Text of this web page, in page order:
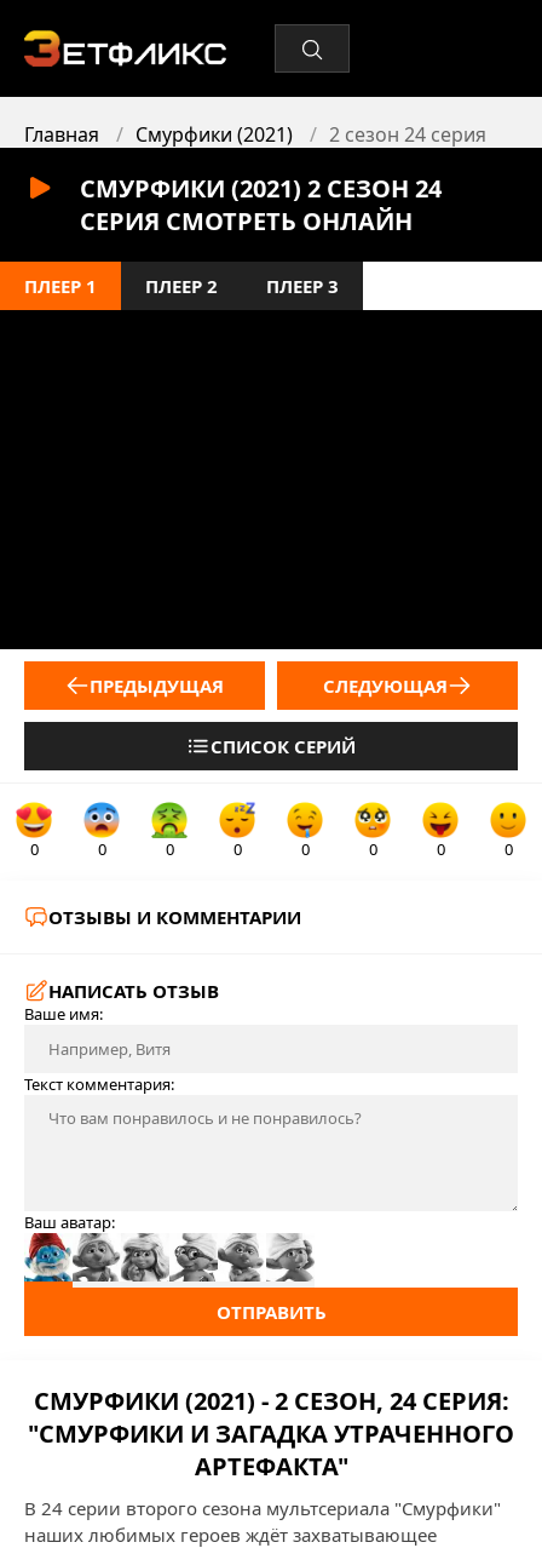
Главная Смурфики (2021) 2 сезон 24 серия
СМУРФИКИ (2021) 2 СЕЗОН 24
СЕРИЯ СМОТРЕТЬ ОНЛАЙН
ПЛЕЕР 1 ПЛЕЕР 2 ПЛЕЕР 3
ПРЕДЫДУЩАЯ
СПИСОК СЕРИЙ
СЛЕДУЮЩАЯ
0 0 0 0 0 0 0 0
ОТЗЫВЫ И КОММЕНТАРИИ
НАПИСАТЬ ОТЗЫВ
Ваше имя:
Текст комментария:
Ваш аватар:
ОТПРАВИТЬ
СМУРФИКИ (2021) - 2 СЕЗОН, 24 СЕРИЯ:
"СМУРФИКИ И ЗАГАДКА УТРАЧЕННОГО
АРТЕФАКТА"
В 24 серии второго сезона мультсериала "Смурфики"
наших любимых героев ждёт захватывающее